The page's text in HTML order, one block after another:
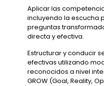
Aplicar las
incluyendo la escucha
preguntas
directa y efectiva.
Estructurar y conducir
efectivas utilizando
reconocidos a nivel
GROW (Goal, Reality,